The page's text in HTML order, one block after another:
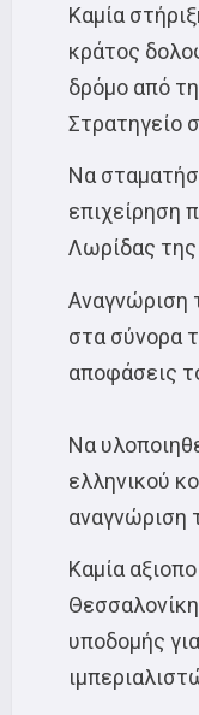
Καμία
κράτος
δρόμο από
Στρατηγείο
Να
επιχείρηση
Λωρίδας της
Αναγνώριση
στα σύνορα
αποφάσεις
Να
ελληνικού
αναγνώριση
Καμία
υποδομής